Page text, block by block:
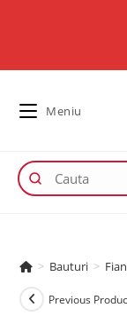
Meniu
> Bauturi >
Previous